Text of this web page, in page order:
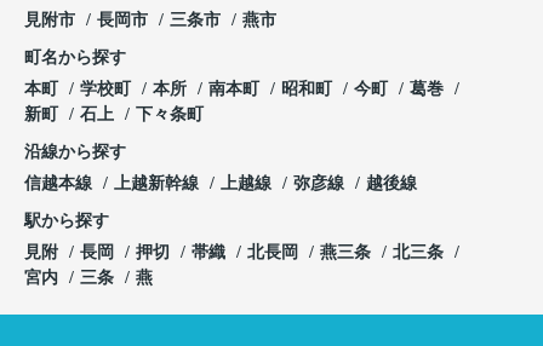
見附市
長岡市 三条市 燕市
町名から探す
本町
学校町 本所 南本町 昭和町 今町
葛巻
新町
石上 下々条町
沿線から探す
信越本線
上越新幹線 上越線 弥彦線 越後線
駅から探す
見附
長岡 押切 帯織 北長岡 燕三条
北三条
宮内
三条 燕